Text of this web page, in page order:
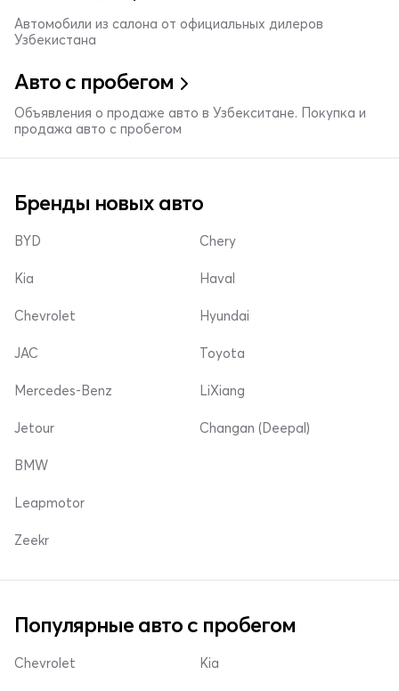
Автомобили из салона от официальных дилеров
Узбекистана
Авто с пробегом
Объявления о продаже авто в Узбекситане. Покупка и
продажа авто с пробегом
Бренды новых авто
BYD
Kia
Chevrolet
Chery
Haval
Hyundai
JAC
Mercedes-Benz
Jetour
Toyota
LiXiang
Changan (Deepal)
BMW
Leapmotor
Zeekr
Популярные авто с пробегом
Chevrolet Kia